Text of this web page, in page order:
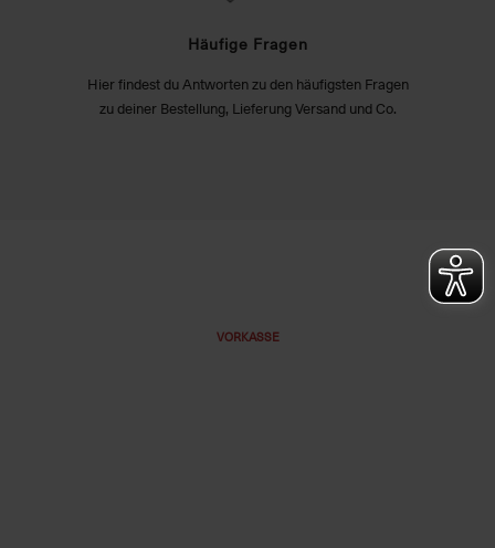
Häufige Fragen
Hier findest du Antworten zu den häufigsten Fragen
zu deiner Bestellung, Lieferung Versand und Co.
VORKASSE